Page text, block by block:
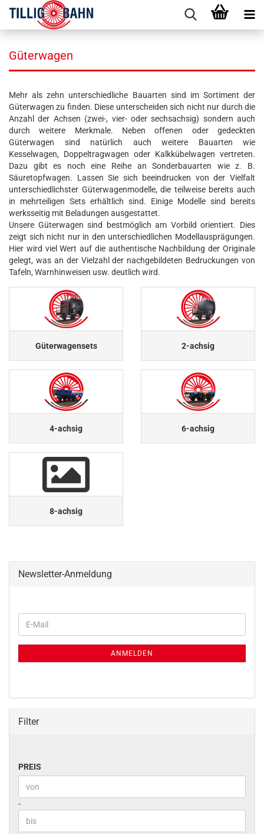
Güterwagen
Mehr als zehn unterschiedliche Bauarten sind im Sortiment der
Güterwagen zu finden. Diese unterscheiden sich nicht nur durch die
Anzahl der Achsen (zwei-, vier- oder sechsachsig) sondern auch
durch weitere Merkmale. Neben offenen oder gedeckten
Güterwagen sind natürlich auch weitere Bauarten wie
Kesselwagen, Doppeltragwagen oder Kalkkübelwagen vertreten.
Dazu gibt es noch eine Reihe an Sonderbauarten wie z. B.
Säuretopfwagen. Lassen Sie sich beeindrucken von der Vielfalt
unterschiedlichster Güterwagenmodelle, die teilweise bereits auch
in mehrteiligen Sets erhältlich sind. Einige Modelle sind bereits
werksseitig mit Beladungen ausgestattet.
Unsere Güterwagen sind bestmöglich am Vorbild orientiert. Dies
zeigt sich nicht nur in den unterschiedlichen Modellausprägungen.
Hier wird viel Wert auf die authentische Nachbildung der Originale
gelegt, was an der Vielzahl der nachgebildeten Bedruckungen von
Tafeln, Warnhinweisen usw. deutlich wird.
Güterwagensets 2-achsig
4-achsig 6-achsig
8-achsig
Newsletter-Anmeldung
ZUR
E-
Mail
ANMELDEN
Filter
PREIS
PREIS
Preis bis
-